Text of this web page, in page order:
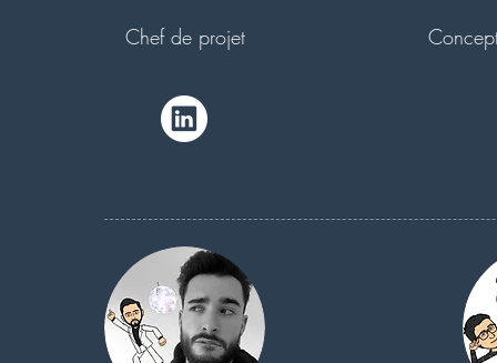
Chef de projet